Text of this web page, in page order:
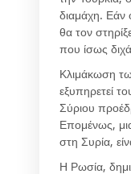
διαμάχη. Εάν
θα τον
που ίσως
Κλιμάκωση
εξυπηρετεί
Σύριου
Επομένως,
στη Συρία,
Η Ρωσία,